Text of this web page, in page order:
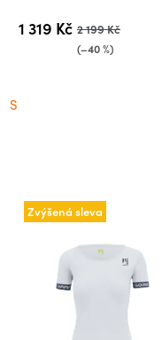
1 319 Kč 2 199 Kč
(–40 %)
S
Zvýšená sleva